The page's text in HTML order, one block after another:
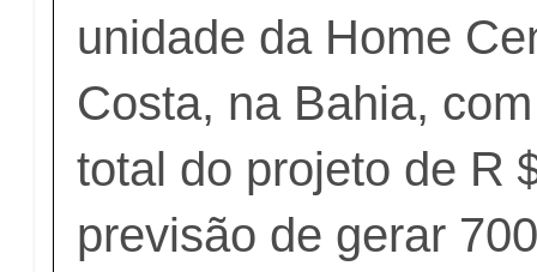
unidade da Home
Costa, na Bahia,
total do projeto de R
previsão de gerar